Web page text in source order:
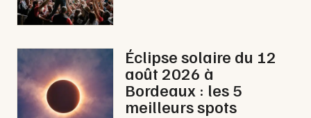
Marché de Noël en Aquitaine
Marché de Noël en Nouvelle-Aquitaine
Éclipse solaire du 12
août 2026 à
Bordeaux : les 5
meilleurs spots